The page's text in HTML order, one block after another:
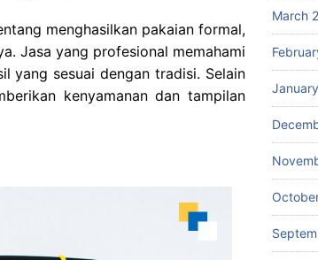
menghasilkan pakaian formal,
Jasa yang profesional memahami
yang sesuai dengan tradisi. Selain
kenyamanan dan tampilan
March